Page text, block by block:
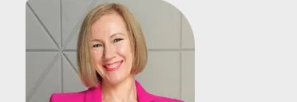
Юрист в области
корпоративного права